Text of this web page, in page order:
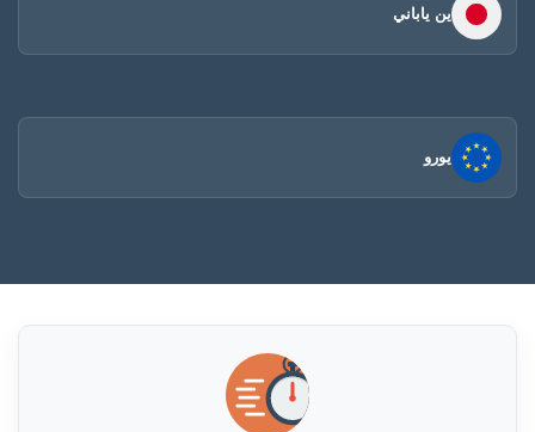
ين ياباني
يورو